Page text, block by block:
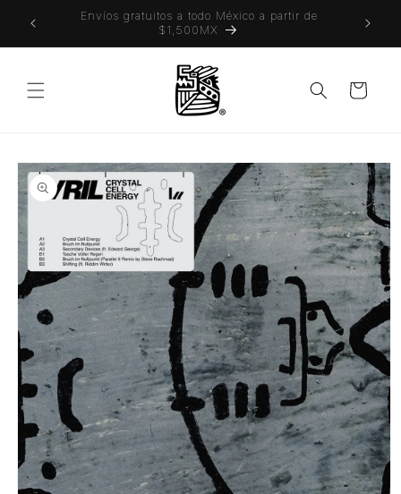
directamenteEnvíos gratuitos a todo México a partir de
$1,500MX
Carrito
directamente
a la
información
del producto